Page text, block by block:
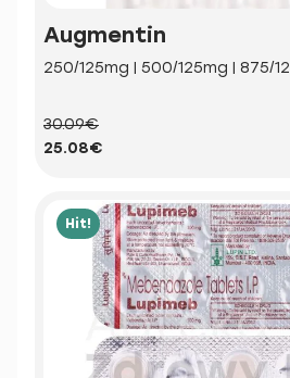
Augmentin
250/125mg | 500/125mg | 875/
30.09€
25.08€
Hit!